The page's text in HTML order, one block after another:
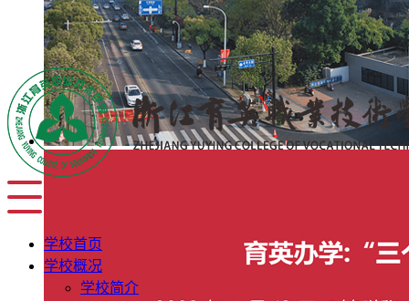
学校首页
学校概况
学校简介